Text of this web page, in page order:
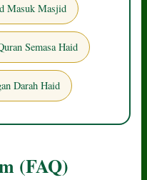
Masuk Masjid
Semasa Haid
Darah Haid
(FAQ)